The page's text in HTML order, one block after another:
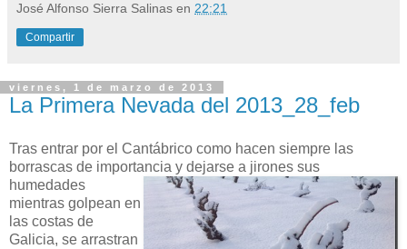
José Alfonso Sierra Salinas en 22:21
Compartir
viernes, 1 de marzo de 2013
La Primera Nevada del 2013_28_feb
Tras entrar por el Cantábrico como hacen siempre las
borrascas de importancia y dejarse a jirones sus
humedades
mientras golpean en
las costas de
Galicia, se arrastran